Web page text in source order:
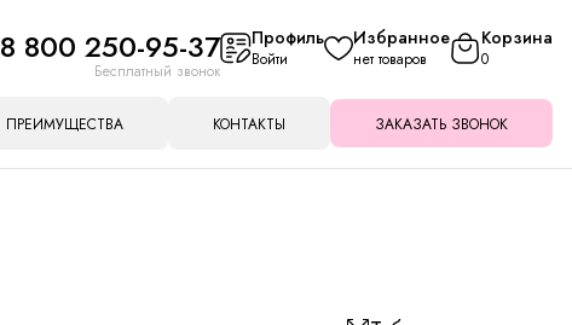
8 800 250-95-37
Бесплатный звонок
Профиль
Войти
Избранное
нет товаров
Корзина
0
ПРЕИМУЩЕСТВА КОНТАКТЫ ЗАКАЗАТЬ ЗВОНОК